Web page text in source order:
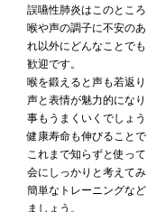
誤嚥性肺炎はこのとこ
喉や声の調子に不安の
れ以外にどんなことで
歓迎です。
喉を鍛えると声も若返
声と表情が魅力的にな
事もうまくいくでしょう
健康寿命も伸びることで
これまで知らずと使っ
会にしっかりと考えてみ
簡単なトレーニングな
ましょう。